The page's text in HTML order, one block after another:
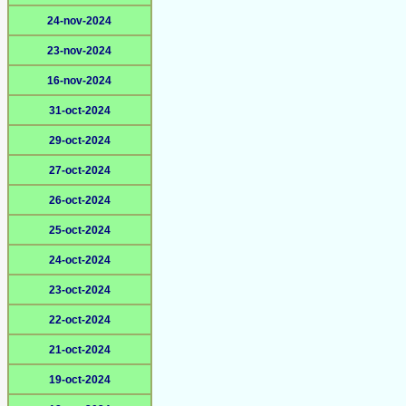
24-nov-2024
23-nov-2024
16-nov-2024
31-oct-2024
29-oct-2024
27-oct-2024
26-oct-2024
25-oct-2024
24-oct-2024
23-oct-2024
22-oct-2024
21-oct-2024
19-oct-2024